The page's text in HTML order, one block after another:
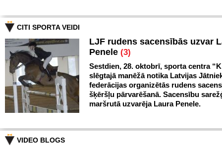
CITI SPORTA VEIDI
LJF rudens sacensībās uzvar
Penele (3)
Sestdien, 28. oktobrī, sporta centra
slēgtajā manēžā notika Latvijas
federācijas organizētās rudens
šķēršļu pārvarēšanā. Sacensību
maršrutā uzvarēja Laura Penele.
VIDEO BLOGS